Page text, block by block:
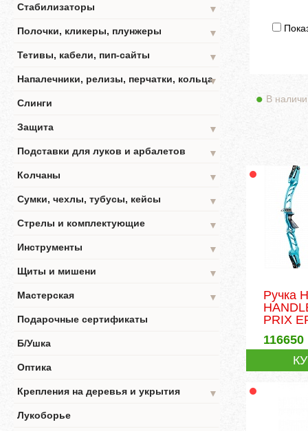
Стабилизаторы
▼
Полочки, кликеры, плунжеры
▼
Тетивы, кабели, пип-сайты
▼
Напалечники, релизы, перчатки, кольца▼
Слинги
Защита
▼
Подставки для луков и арбалетов
▼
Колчаны
▼
Сумки, чехлы, тубусы, кейсы
▼
Стрелы и комплектующие
▼
Инструменты
▼
Щиты и мишени
▼
Мастерская
▼
Подарочные сертификаты
Б/Ушка
Оптика
Крепления на деревья и укрытия
▼
Лукоборье
В
Ручка
PRIX
116650